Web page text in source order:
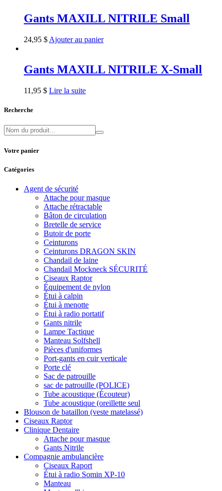
Gants MAXILL NITRILE Small
24,95 $ Ajouter au panier
Gants MAXILL NITRILE X-Small
11,95 $ Lire la suite
Recherche
Votre panier
Catégories
Agent de sécurité
Attache pour masque
Attache rétractable
Bâton de circulation
Bretelle de service
Butoir de porte
Ceinturons
Ceinturons DRAGON SKIN
Chandail de laine
Chandail Mockneck SÉCURITÉ
Ciseaux Raptor
Équipement de nylon
Étui à calpin
Étui à menotte
Étui à radio portatif
Gants nitrile
Lampe Tactique
Manteau Solfshell
Pièces d'uniformes
Port-gants en cuir verticale
Porte clé
Sac de patrouille
sac de patrouille (POLICE)
Tube acoustique (Écouteur)
Tube acoustique (oreillette seul
Blouson de bataillon (veste matelassé)
Ciseaux Raptor
Clinique Dentaire
Attache pour masque
Gants Nitrile
Compagnie ambulancière
Ciseaux Raport
Étui à radio Somin XP-10
Manteau